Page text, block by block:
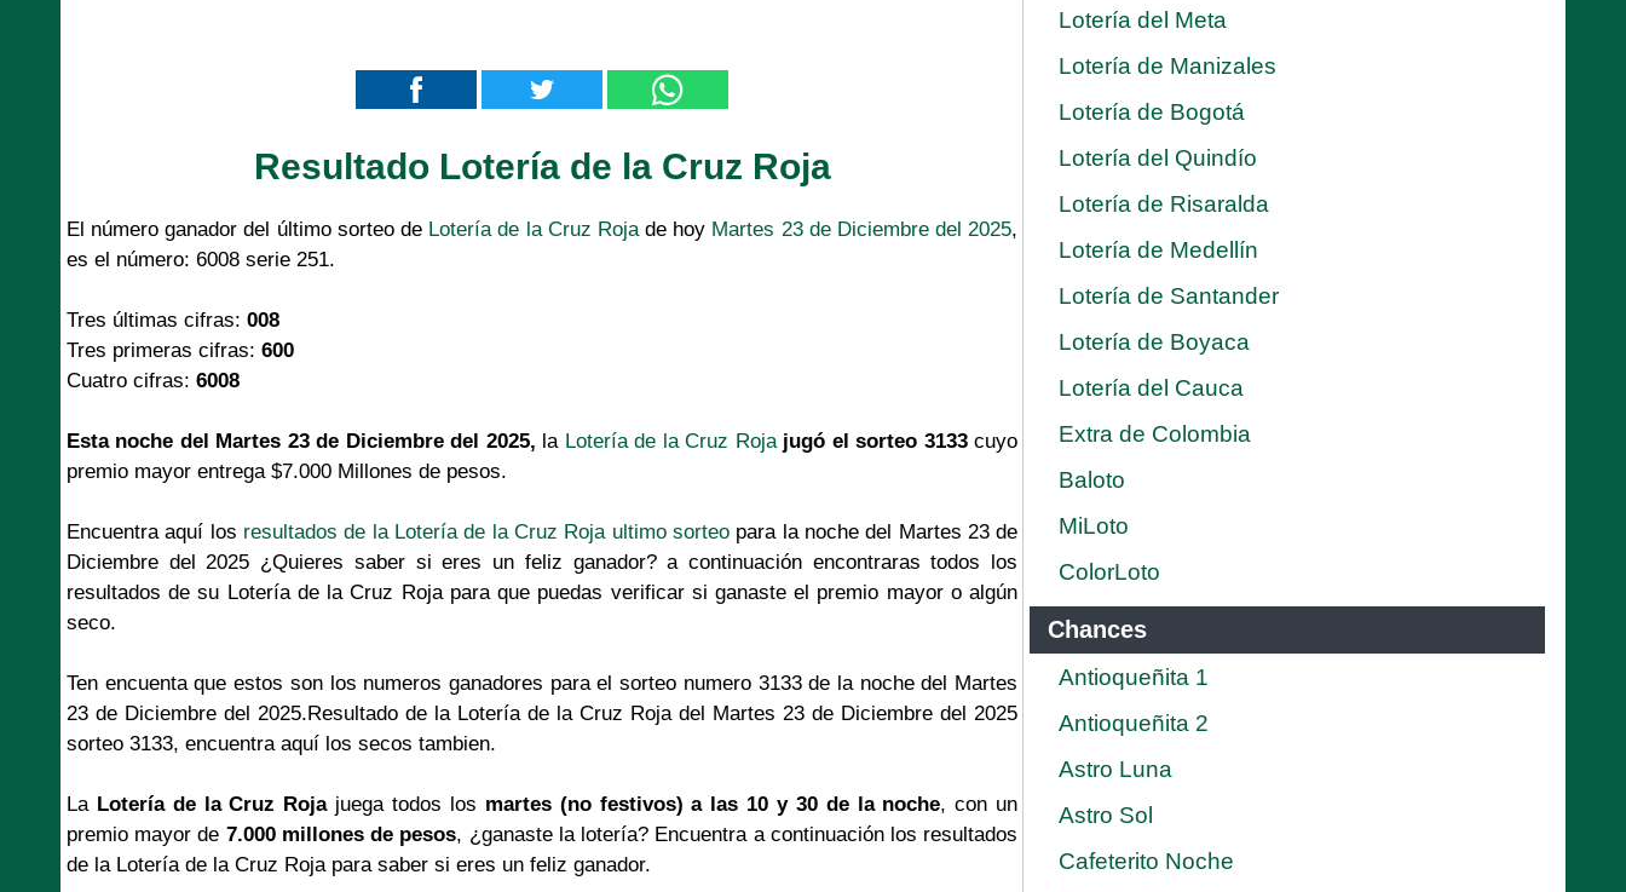
Resultado Lotería de la Cruz Roja
El número ganador del último sorteo de Lotería de la Cruz Rojade hoy Martes 23 de Diciembre del 2025,
es el número: 6008 serie 251.
Tres últimas cifras: 008
Tres primeras cifras: 600
Cuatro cifras: 6008
Esta noche del Martes 23 de Diciembre del 2025, la Lotería de la Cruz Roja jugó el sorteo 3133cuyo
premio mayor entrega $7.000 Millones de pesos.
Encuentra aquí los resultados de la Lotería de la Cruz Roja ultimo sorteopara la noche del Martes 23 de
Diciembre del 2025 ¿Quieres saber si eres un feliz ganador? a continuación encontraras todos los
resultados de su Lotería de la Cruz Roja para que puedas verificar si ganaste el premio mayor o algún
seco.
Ten encuenta que estos son los numeros ganadores para el sorteo numero 3133 de la noche del Martes
23 de Diciembre del 2025.Resultado de la Lotería de la Cruz Roja del Martes 23 de Diciembre del 2025
sorteo 3133, encuentra aquí los secos tambien.
La Lotería de la Cruz Rojajuega todos los martes (no festivos) a las 10 y 30 de la noche, con un
premio mayor de 7.000 millones de pesos, ¿ganaste la lotería? Encuentra a continuación los resultados
de la Lotería de la Cruz Roja para saber si eres un feliz ganador.
Lotería del Meta
Lotería de Manizales
Lotería de Bogotá
Lotería del Quindío
Lotería de Risaralda
Lotería de Medellín
Lotería de Santander
Lotería de Boyaca
Lotería del Cauca
Extra de Colombia
Baloto
MiLoto
ColorLoto
Chances
Antioqueñita 1
Antioqueñita 2
Astro Luna
Astro Sol
Cafeterito Noche